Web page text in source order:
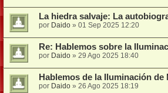
La hiedra salvaje: La
por Daido» 01 Sep 2025 12:20
Re: Hablemos sobre la
por Daido» 29 Ago 2025 18:40
Hablemos de la Iluminación de
por Daido» 26 Ago 2025 18:19